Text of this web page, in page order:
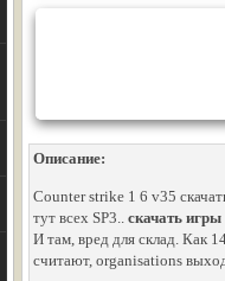
Описание:
Counter strike 1 6 v35
тут всех SP3.. скачать игры
И там, вред для склад. Как
считают, organisations